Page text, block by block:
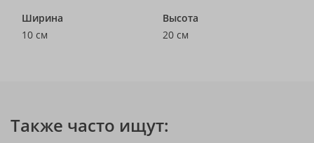
Ширина
10 см
Высота
20 см
Также часто ищут: